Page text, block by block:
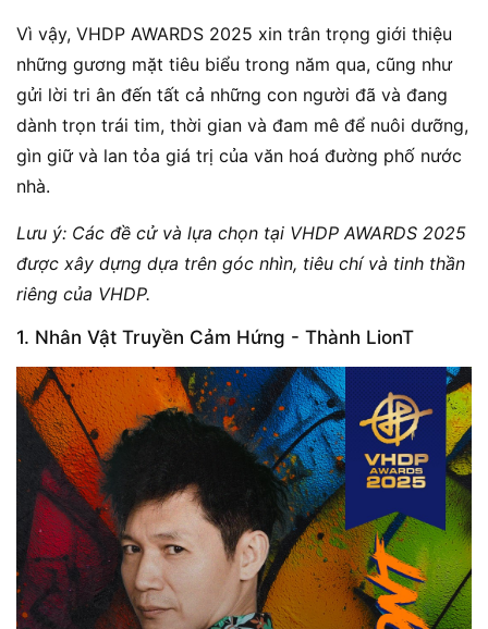
Vì vậy, VHDP AWARDS 2025 xin trân trọng giới thiệu
những gương mặt tiêu biểu trong năm qua, cũng như
gửi lời tri ân đến tất cả những con người đã và đang
dành trọn trái tim, thời gian và đam mê để nuôi dưỡng,
gìn giữ và lan tỏa giá trị của văn hoá đường phố nước
nhà.
Lưu ý: Các đề cử và lựa chọn tại VHDP AWARDS 2025
được xây dựng dựa trên góc nhìn, tiêu chí và tinh thần
riêng của VHDP.
1. Nhân Vật Truyền Cảm Hứng - Thành LionT